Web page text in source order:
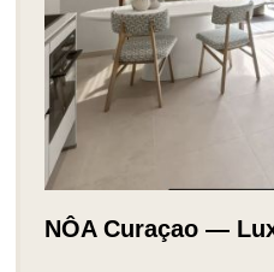
NÔA Curaçao —